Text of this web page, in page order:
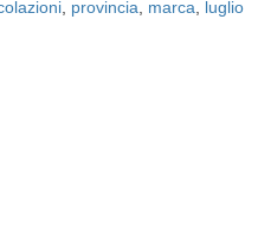
provincia marca luglio